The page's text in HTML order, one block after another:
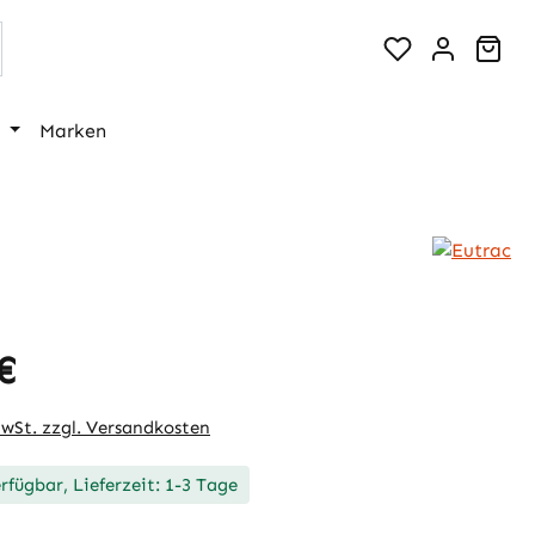
Marken
zzgl. Versandkosten
Lieferzeit: 1-3 Tage